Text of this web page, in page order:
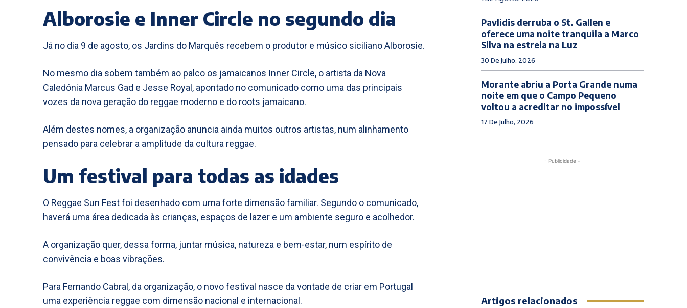
Alborosie e Inner Circle no segundo dia
Já no dia 9 de agosto, os Jardins do Marquês recebem o produtor e músico siciliano Alborosie.
No mesmo dia sobem também ao palco os jamaicanos Inner Circle, o artista da Nova
Caledónia Marcus Gad e Jesse Royal, apontado no comunicado como uma das principais
vozes da nova geração do reggae moderno e do roots jamaicano.
Além destes nomes, a organização anuncia ainda muitos outros artistas, num alinhamento
pensado para celebrar a amplitude da cultura reggae.
Um festival para todas as idades
O Reggae Sun Fest foi desenhado com uma forte dimensão familiar. Segundo o comunicado,
haverá uma área dedicada às crianças, espaços de lazer e um ambiente seguro e acolhedor.
A organização quer, dessa forma, juntar música, natureza e bem-estar, num espírito de
convivência e boas vibrações.
Para Fernando Cabral, da organização, o novo festival nasce da vontade de criar em Portugal
uma experiência reggae com dimensão nacional e internacional.
Pavlidis derruba o St. Gallen e
oferece uma noite tranquila a Marco
Silva na estreia na Luz
30 De Julho, 2026
Morante abriu a Porta Grande numa
noite em que o Campo Pequeno
voltou a acreditar no impossível
17 De Julho, 2026
- Publicidade -
Artigos relacionados